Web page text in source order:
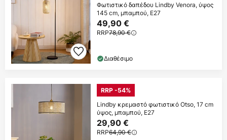
Φωτιστικό δαπέδου Lindby Venora, ύψος
145 cm, μπαμπού, E27
49,90 €
RRP78,90 €
Διαθέσιμο
RRP -54%
Lindby κρεμαστό φωτιστικό Otso, 17 cm
ύψος, μπαμπού, E27
29,90 €
RRP64,90 €